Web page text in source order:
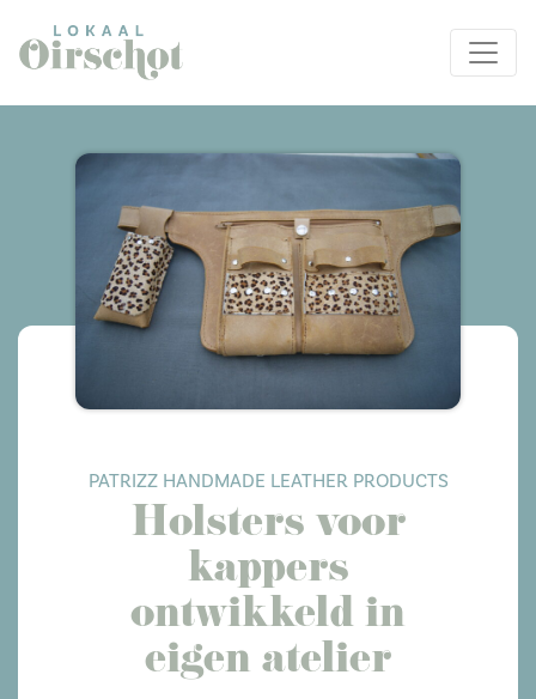
PATRIZZ HANDMADE LEATHER PRODUCTS
Holsters voor
kappers
ontwikkeld in
eigen atelier